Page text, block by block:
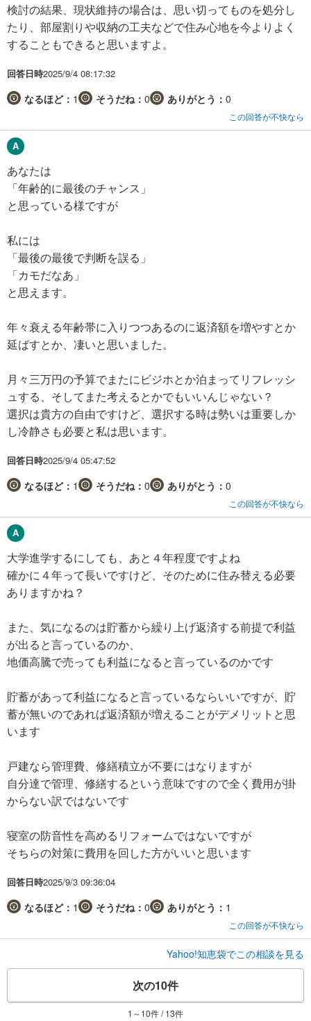
検討の結果、現状維持の場合は、思い切ってものを処分し
たり、部屋割りや収納の工夫などで住み心地を今よりよく
することもできると思いますよ。
回答日時2025/9/4 08:17:32
なるほど： 1 そうだね： 0 ありがとう： 0
この回答が不快なら
あなたは
「年齢的に最後のチャンス」
と思っている様ですが
私には
「最後の最後で判断を誤る」
「カモだなあ」
と思えます。
年々衰える年齢帯に入りつつあるのに返済額を増やすとか
延ばすとか、凄いと思いました。
月々三万円の予算でまたにビジホとか泊まってリフレッシ
ュする、そしてまた考えるとかでもいいんじゃない？
選択は貴方の自由ですけど、選択する時は勢いは重要しか
し冷静さも必要と私は思います。
回答日時2025/9/4 05:47:52
なるほど： 1 そうだね： 0 ありがとう： 0
この回答が不快なら
大学進学するにしても、あと４年程度ですよね
確かに４年って長いですけど、そのために住み替える必要
ありますかね？
また、気になるのは貯蓄から繰り上げ返済する前提で利益
が出ると言っているのか、
地価高騰で売っても利益になると言っているのかです
貯蓄があって利益になると言っているならいいですが、貯
蓄が無いのであれば返済額が増えることがデメリットと思
います
戸建なら管理費、修繕積立が不要にはなりますが
自分達で管理、修繕するという意味ですので全く費用が掛
からない訳ではないです
寝室の防音性を高めるリフォームではないですが
そちらの対策に費用を回した方がいいと思います
回答日時2025/9/3 09:36:04
なるほど： 1 そうだね： 0 ありがとう： 1
この回答が不快なら
Yahoo!知恵袋でこの相談を見る
次の10件
1～10件 / 13件